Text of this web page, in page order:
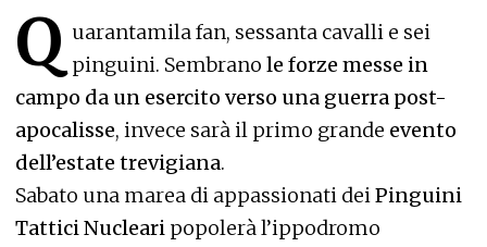
Q uarantamila fan, sessanta cavalli e sei
pinguini. Sembrano le forze messe in
campo da un esercito verso una guerra post-
apocalisse, invece sarà il primo grande evento
dell’estate trevigiana.
Sabato una marea di appassionati deiPinguini
Tattici Nucleari popolerà l’ippodromo